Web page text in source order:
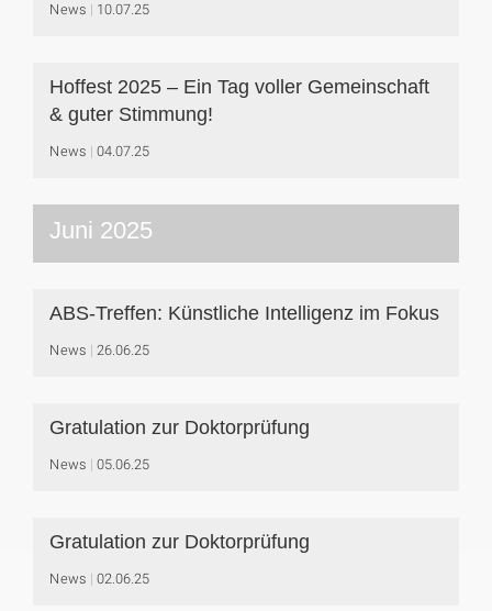
News 10.07.25
Hoffest 2025 – Ein Tag voller Gemeinschaft
& guter Stimmung!
News 04.07.25
Juni 2025
ABS-Treffen: Künstliche Intelligenz im Fokus
News 26.06.25
Gratulation zur Doktorprüfung
News 05.06.25
Gratulation zur Doktorprüfung
News 02.06.25